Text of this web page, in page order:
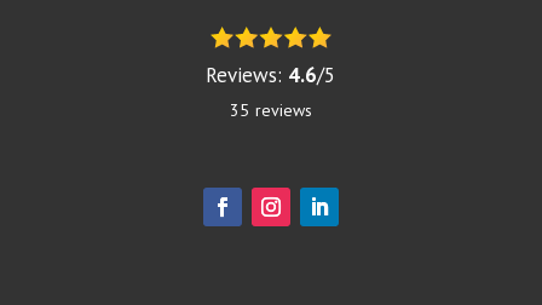
Reviews: 4.6/5
35 reviews